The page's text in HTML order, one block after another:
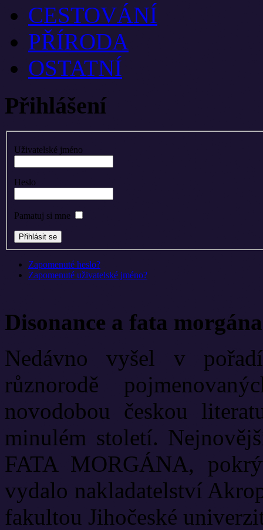
CESTOVÁNÍ
PŘÍRODA
OSTATNÍ
Přihlášení
Uživatelské jméno
Heslo
Pamatuj si mne
Zapomenuté heslo?
Zapomenuté uživatelské jméno?
Disonance a fata morgána
Nedávno vyšel v
různorodě
novodobou českou
minulém století.
FATA MORGÁNA,
vydalo nakladatelství
fakultou Jihočeské